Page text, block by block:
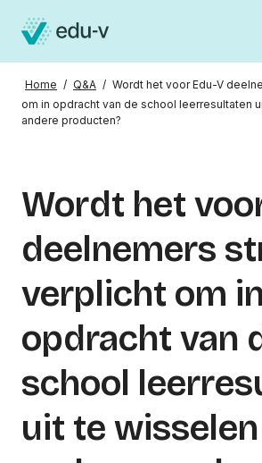
Home / Q&A / Wordt het voor Edu-V
om in opdracht van de school leerresultaten
andere producten?
Wordt het
deelnemers
verplicht om
opdracht van
school
uit te